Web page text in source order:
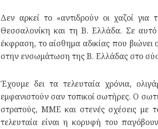
Δεν αρκεί το «αντιδρούν οι χαζοί
Θεσσαλονίκη και τη Β. Ελλάδα. Σε
έκφραση, το αίσθημα αδικίας που βιώνει
στην ενσωμάτωση της Β. Ελλάδας στο
Έχουμε δει τα τελευταία χρόνια,
εμφανιστούν σαν τοπικοί σωτήρες. Ο
στρατούς, ΜΜΕ και στενές σχέσεις με
τελευταία είναι η κορυφή του